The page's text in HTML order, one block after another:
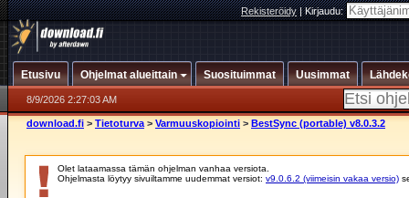
Rekisteröidy|Kirjaudu:
Etusivu Ohjelmat alueittain Suosituimmat Uusimmat
8/9/2026 2:27:03 AM
download.fi > Tietoturva > Varmuuskopiointi > BestSync (portable) v8.0.3.2
Olet lataamassa tämän ohjelman vanhaa versiota.
Ohjelmasta löytyy sivuiltamme uudemmat versiot: v9.0.6.2 (viimeisin vakaa versio)